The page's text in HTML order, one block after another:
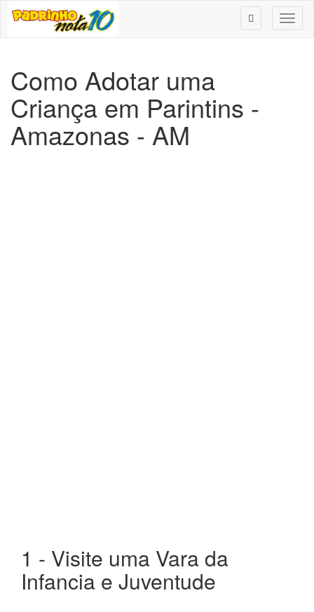
Como Adotar uma
Criança em Parintins -
Amazonas - AM
1 - Visite uma Vara da
Infancia e Juventude